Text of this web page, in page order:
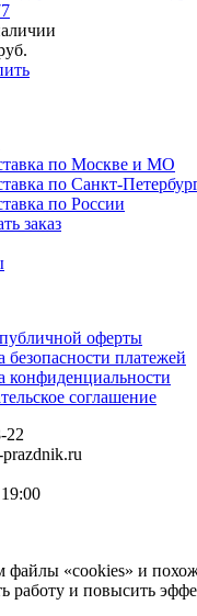
по Москве и МО
по Санкт-
по России
заказ
оферты
безопасности платежей
конфиденциальности
соглашение
22
файлы «cookies» и
работу и повысить